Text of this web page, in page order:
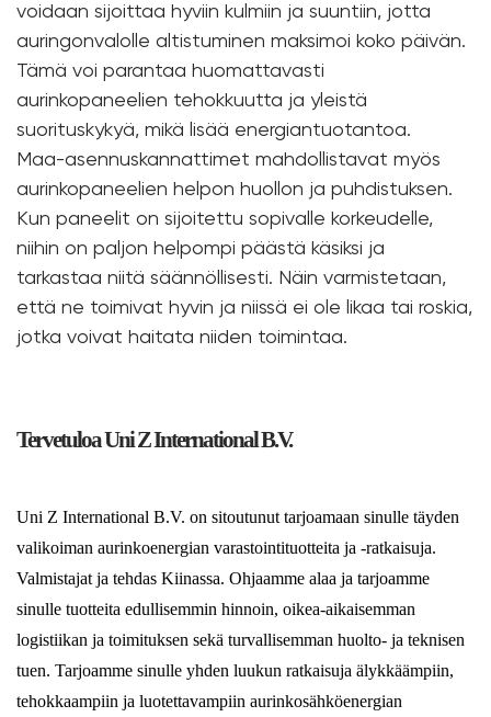
voidaan sijoittaa hyviin kulmiin ja suuntiin, jotta
auringonvalolle altistuminen maksimoi koko päivän.
Tämä voi parantaa huomattavasti
aurinkopaneelien tehokkuutta ja yleistä
suorituskykyä, mikä lisää energiantuotantoa.
Maa-asennuskannattimet mahdollistavat myös
aurinkopaneelien helpon huollon ja puhdistuksen.
Kun paneelit on sijoitettu sopivalle korkeudelle,
niihin on paljon helpompi päästä käsiksi ja
tarkastaa niitä säännöllisesti. Näin varmistetaan,
että ne toimivat hyvin ja niissä ei ole likaa tai roskia,
jotka voivat haitata niiden toimintaa.
Tervetuloa Uni Z International B.V.
Uni Z International B.V. on sitoutunut tarjoamaan sinulle täyden
valikoiman aurinkoenergian varastointituotteita ja -ratkaisuja.
Valmistajat ja tehdas Kiinassa. Ohjaamme alaa ja tarjoamme
sinulle tuotteita edullisemmin hinnoin, oikea-aikaisemman
logistiikan ja toimituksen sekä turvallisemman huolto- ja teknisen
tuen. Tarjoamme sinulle yhden luukun ratkaisuja älykkäämpiin,
tehokkaampiin ja luotettavampiin aurinkosähköenergian